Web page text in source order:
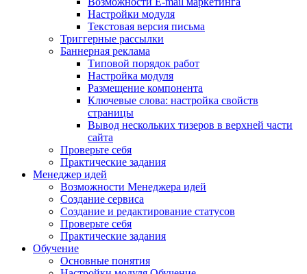
Настройки модуля
Текстовая версия письма
Триггерные рассылки
Баннерная реклама
Типовой порядок работ
Настройка модуля
Размещение компонента
Ключевые слова: настройка свойств
страницы
Вывод нескольких тизеров в верхней части
сайта
Проверьте себя
Практические задания
Менеджер идей
Возможности Менеджера идей
Создание сервиса
Создание и редактирование статусов
Проверьте себя
Практические задания
Обучение
Основные понятия